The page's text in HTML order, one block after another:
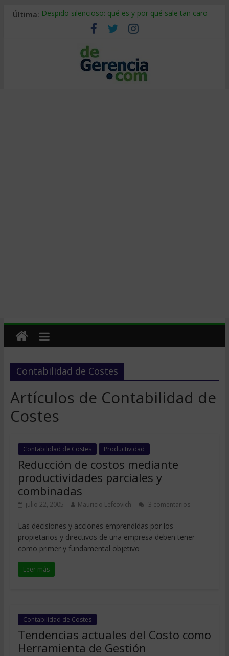
Última: Despido silencioso: qué es y por qué sale tan caro
La economía de Venezuela después del terremoto
Los 8 pasos de Kotter: liderar el cambio sin fracasar
Gestión de proyectos con IA: qué cambia en el oficio
IA y creatividad: cómo evitar que todos piensen igual
Contabilidad de Costes
Artículos de Contabilidad de
Costes
Contabilidad de Costes Productividad
Reducción de costos mediante
productividades parciales y
combinadas
julio 22, 2005 Mauricio Lefcovich 3 comentarios
Las decisiones y acciones emprendidas por los
propietarios y directivos de una empresa deben tener
como primer y fundamental objetivo
Leer más
Contabilidad de Costes
Tendencias actuales del Costo como
Herramienta de Gestión